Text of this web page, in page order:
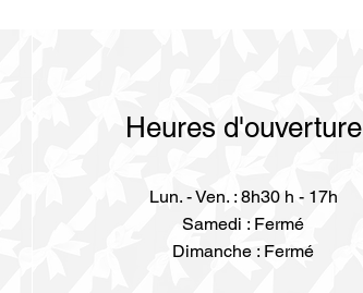
Heures d'ouverture
Lun. - Ven. : 8h30 h - 17h
Samedi : Fermé
Dimanche : Fermé